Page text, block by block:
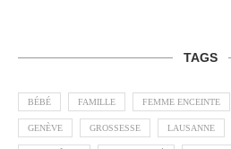
TAGS
BÉBÉ FAMILLE FEMME ENCEINTE
GENÈVE GROSSESSE LAUSANNE